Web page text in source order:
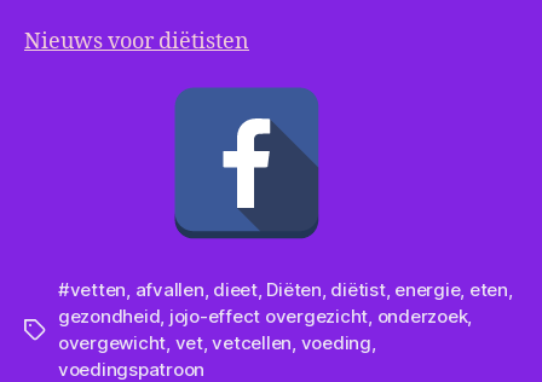
Nieuws voor diëtisten
Tags
#vetten, afvallen, dieet, Diëten, diëtist, energie, eten,
gezondheid, jojo-effect overgezicht, onderzoek,
overgewicht, vet,vetcellen, voeding,
voedingspatroon